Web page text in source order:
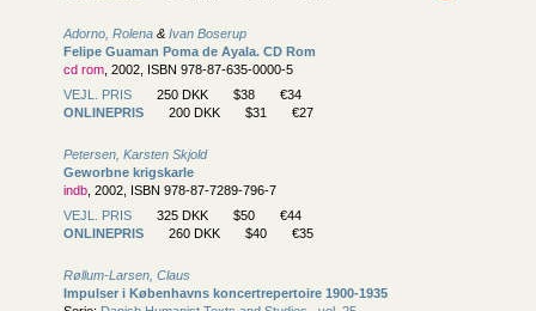
Adorno, Rolena & Ivan Boserup
Felipe Guaman Poma de Ayala. CD Rom
cd rom , 2002, ISBN 978-87-635-0000-5
VEJL. PRIS
250 DKK $38
€34
ONLINEPRIS
200 DKK $31 €27
Petersen, Karsten Skjold
Geworbne krigskarle
indb , 2002, ISBN 978-87-7289-796-7
VEJL. PRIS
325 DKK $50
€44
ONLINEPRIS
260 DKK $40 €35
Røllum-Larsen, Claus
Impulser i Københavns koncertrepertoire 1900-1935